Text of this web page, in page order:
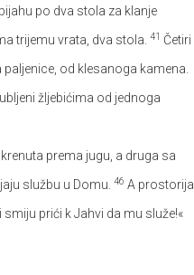
po dva stola za klanje
trijemu vrata, dva stola. 41 Četiri
od klesanoga kamena.
žljebićima od jednoga
prema jugu, a druga sa
službu u Domu. 46 A prostorija
prići k Jahvi da mu služe!«